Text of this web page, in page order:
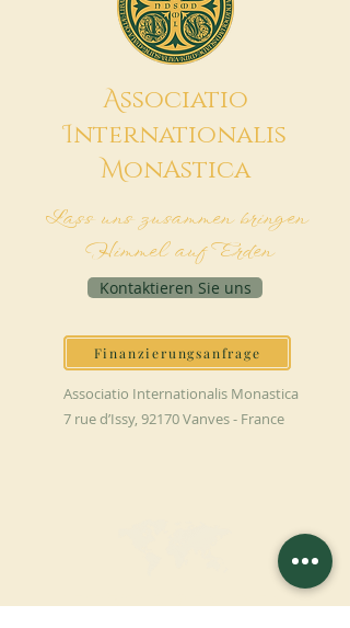
Associatio
Internationalis
MonAstica
Lass uns zusammen bringen
Himmel auf Erden
Kontaktieren Sie uns
Finanzierungsanfrage
Associatio Internationalis Monastica
7 rue d’Issy, 92170 Vanves - France
JETZT SPENDEN